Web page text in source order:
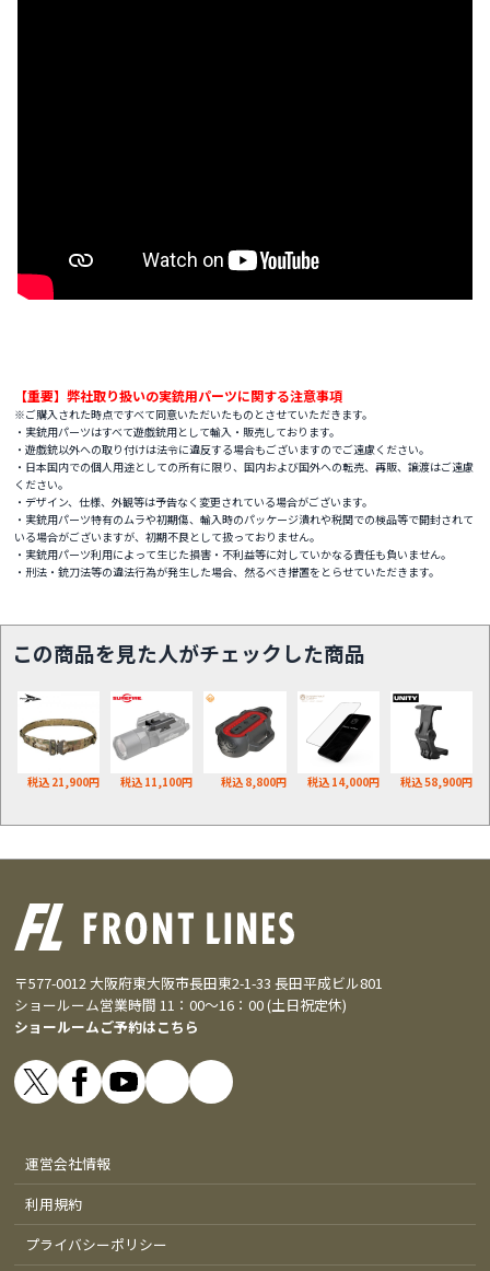
【重要】弊社取り扱いの実銃用パーツに関する注意事項
※ご購入された時点ですべて同意いただいたものとさせていただきます。
・実銃用パーツはすべて遊戯銃用として輸入・販売しております。
・遊戯銃以外への取り付けは法令に違反する場合もございますのでご遠慮ください。
・日本国内での個人用途としての所有に限り、国内および国外への転売、再販、譲渡はご遠慮
ください。
・デザイン、仕様、外観等は予告なく変更されている場合がございます。
・実銃用パーツ特有のムラや初期傷、輸入時のパッケージ潰れや税関での検品等で開封されて
いる場合がございますが、初期不良として扱っておりません。
・実銃用パーツ利用によって生じた損害・不利益等に対していかなる責任も負いません。
・刑法・銃刀法等の違法行為が発生した場合、然るべき措置をとらせていただきます。
この商品を見た人がチェックした商品
税込 21,900円 税込 11,100円 税込 8,800円 税込 14,000円 税込 58,900円
〒577-0012 大阪府東大阪市長田東2-1-33 長田平成ビル801
ショールーム営業時間 11：00～16：00 (土日祝定休)
ショールームご予約はこちら
運営会社情報
利用規約
プライバシーポリシー